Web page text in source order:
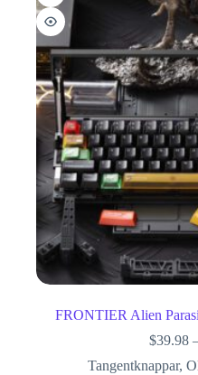
FRONTIER Alien
$39.98
Tangentknappar,